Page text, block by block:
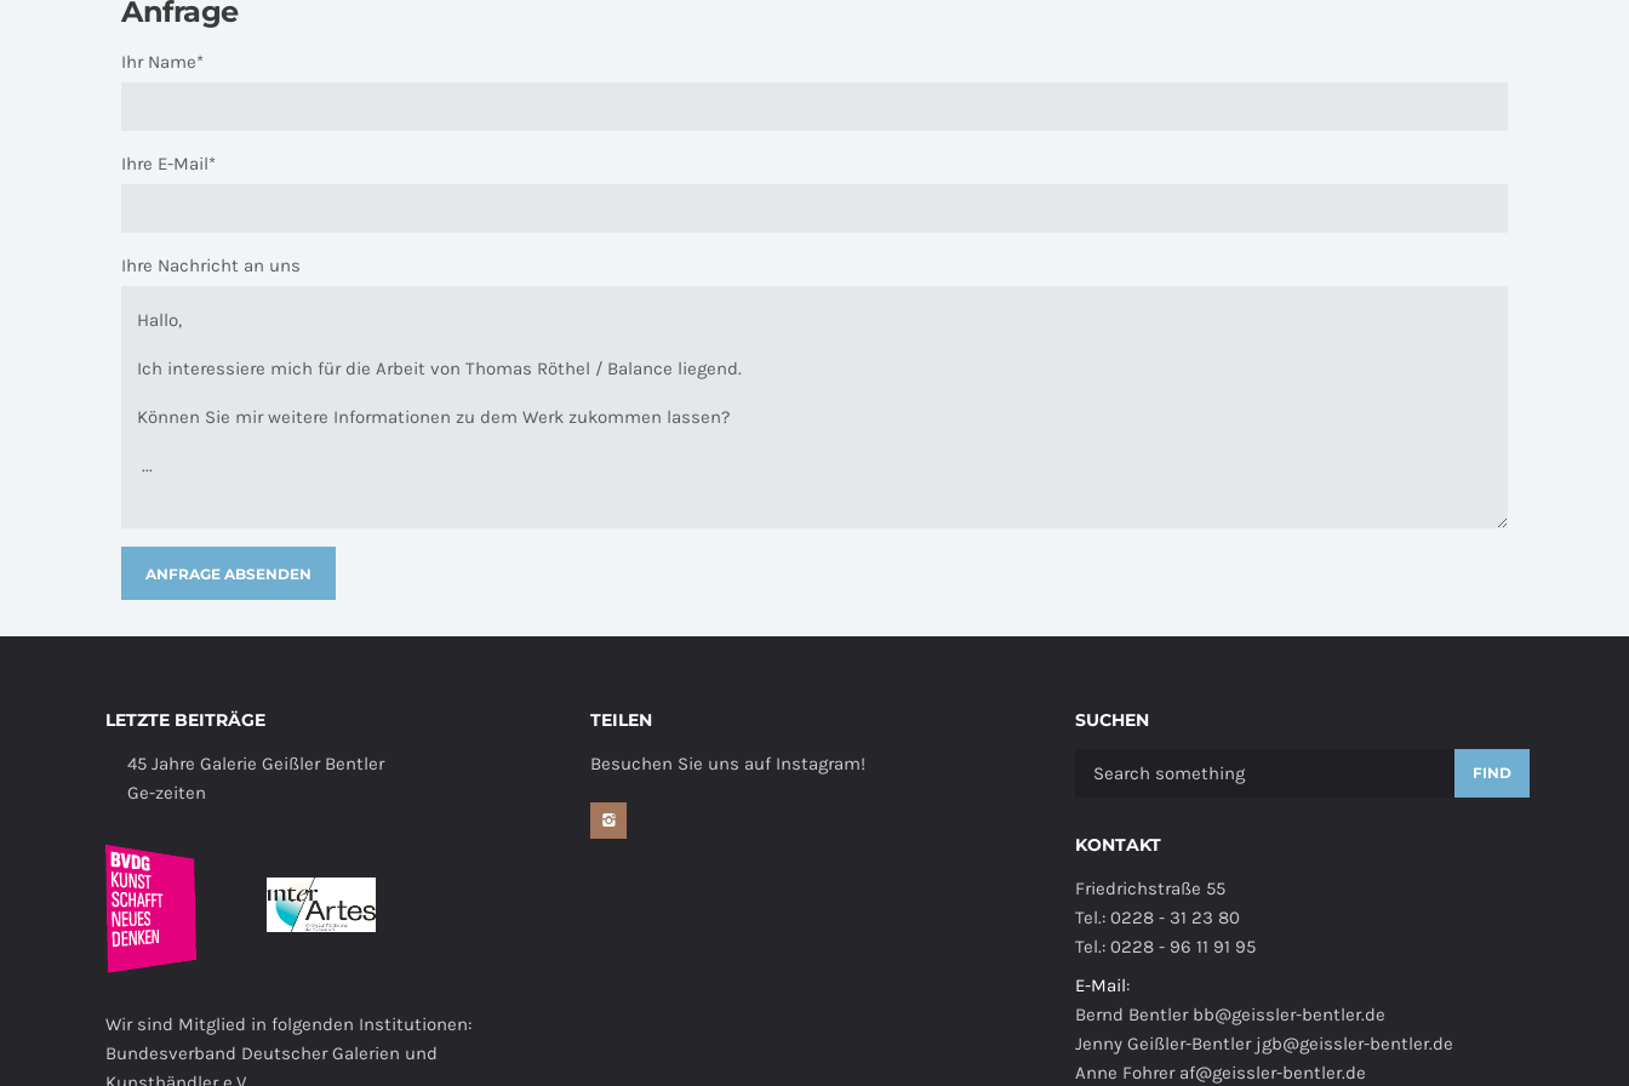
Anfrage
Ihr Name*
Ihre E-Mail*
Ihre Nachricht an uns
LETZTE BEITRÄGE
45 Jahre Galerie Geißler Bentler
Ge-zeiten
Wir sind Mitglied in folgenden Institutionen:
Bundesverband Deutscher Galerien und
TEILEN
Besuchen Sie uns auf Instagram!
SUCHEN
FIND
KONTAKT
Friedrichstraße 55
Tel.: 0228 - 31 23 80
Tel.: 0228 - 96 11 91 95
E-Mail:
Bernd Bentler bb@geissler-bentler.de
Jenny Geißler-Bentler jgb@geissler-bentler.de
Anne Fohrer af@geissler-bentler.de